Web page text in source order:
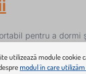
pentru a
modă
siguranță ale UE.
utilizează module cookie
modul în care